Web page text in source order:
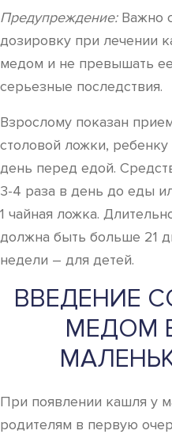
Предупреждение:Важно
дозировку при лечении
медом и не превышать
серьезные последствия.
Взрослому показан
столовой ложки,
день перед едой.
3-4 раза в день до еды
1 чайная ложка.
должна быть больше 21
недели – для детей.
ВВЕДЕНИЕ
МЕДОМ
При появлении кашля у
родителям в первую